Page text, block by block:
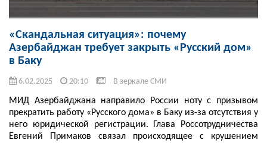
«Скандальная ситуация»: почему
Азербайджан требует закрыть «Русский дом»
в Баку
6.02.2025 20:10 В зеркале СМИ
МИД Азербайджана направило России ноту с призывом
прекратить работу «Русского дома» в Баку из-за отсутствия у
него юридической регистрации. Глава Россотрудничества
Евгений Примаков связал происходящее с крушением